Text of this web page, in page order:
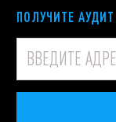
ПОЛУЧИТЕ